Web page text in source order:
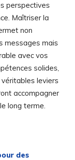
perspectives
Maîtriser la
non
messages mais
avec vos
solides,
leviers
accompagner
long terme.
des